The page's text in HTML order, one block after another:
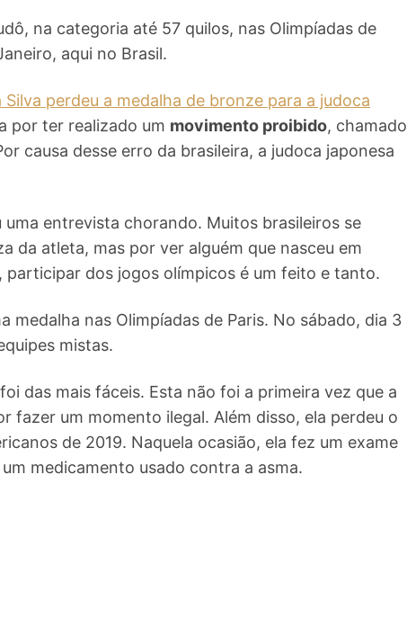
na categoria até 57 quilos, nas Olimpíadas de
aqui no Brasil.
Silva perdeu a medalha de bronze para a judoca
por ter realizado um movimento proibido, chamado
causa desse erro da brasileira, a judoca japonesa
entrevista chorando. Muitos brasileiros se
da atleta, mas por ver alguém que nasceu em
dos jogos olímpicos é um feito e tanto.
medalha nas Olimpíadas de Paris. No sábado, dia 3
mistas.
das mais fáceis. Esta não foi a primeira vez que a
fazer um momento ilegal. Além disso, ela perdeu o
de 2019. Naquela ocasião, ela fez um exame
medicamento usado contra a asma.